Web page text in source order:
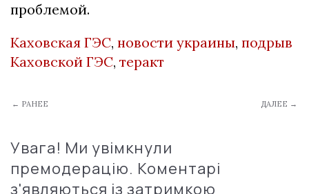
проблемой.
Каховская ГЭС, новости украины, подрыв
Каховской ГЭС, теракт
← РАНЕЕ ДАЛЕЕ →
Увага! Ми увімкнули
премодерацію. Коментарі
з'являються із затримкою